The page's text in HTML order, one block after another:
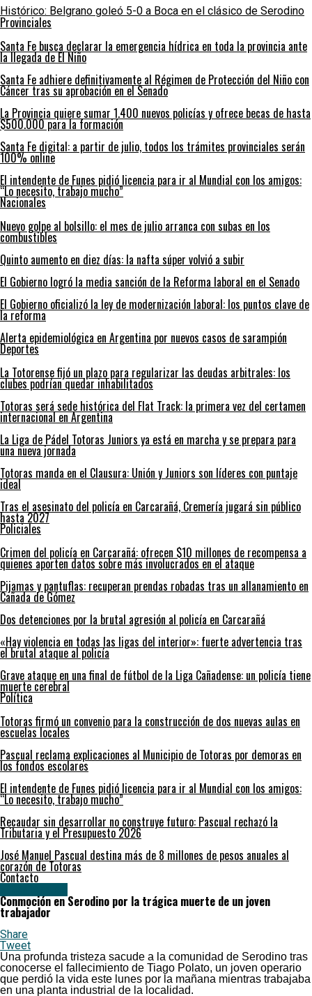
Histórico: Belgrano goleó 5-0 a Boca en el clásico de Serodino
Provinciales
Santa Fe busca declarar la emergencia hídrica en toda la provincia ante
la llegada de El Niño
Santa Fe adhiere definitivamente al Régimen de Protección del Niño con
Cáncer tras su aprobación en el Senado
La Provincia quiere sumar 1.400 nuevos policías y ofrece becas de hasta
$500.000 para la formación
Santa Fe digital: a partir de julio, todos los trámites provinciales serán
100% online
El intendente de Funes pidió licencia para ir al Mundial con los amigos:
“Lo necesito, trabajo mucho”
Nacionales
Nuevo golpe al bolsillo: el mes de julio arranca con subas en los
combustibles
Quinto aumento en diez días: la nafta súper volvió a subir
El Gobierno logró la media sanción de la Reforma laboral en el Senado
El Gobierno oficializó la ley de modernización laboral: los puntos clave de
la reforma
Alerta epidemiológica en Argentina por nuevos casos de sarampión
Deportes
La Totorense fijó un plazo para regularizar las deudas arbitrales: los
clubes podrían quedar inhabilitados
Totoras será sede histórica del Flat Track: la primera vez del certamen
internacional en Argentina
La Liga de Pádel Totoras Juniors ya está en marcha y se prepara para
una nueva jornada
Totoras manda en el Clausura: Unión y Juniors son líderes con puntaje
ideal
Tras el asesinato del policía en Carcarañá, Cremería jugará sin público
hasta 2027
Policiales
Crimen del policía en Carcarañá: ofrecen $10 millones de recompensa a
quienes aporten datos sobre más involucrados en el ataque
Pijamas y pantuflas: recuperan prendas robadas tras un allanamiento en
Cañada de Gómez
Dos detenciones por la brutal agresión al policía en Carcarañá
«Hay violencia en todas las ligas del interior»: fuerte advertencia tras
el brutal ataque al policía
Grave ataque en una final de fútbol de la Liga Cañadense: un policía tiene
muerte cerebral
Política
Totoras firmó un convenio para la construcción de dos nuevas aulas en
escuelas locales
Pascual reclama explicaciones al Municipio de Totoras por demoras en
los fondos escolares
El intendente de Funes pidió licencia para ir al Mundial con los amigos:
“Lo necesito, trabajo mucho”
Recaudar sin desarrollar no construye futuro: Pascual rechazó la
Tributaria y el Presupuesto 2026
José Manuel Pascual destina más de 8 millones de pesos anuales al
corazón de Totoras
Contacto
Conmoción en Serodino por la trágica muerte de un joven
trabajador
Share
Tweet
Una profunda tristeza sacude a la comunidad de Serodino tras
conocerse el fallecimiento de Tiago Polato, un joven operario
que perdió la vida este lunes por la mañana mientras trabajaba
en una planta industrial de la localidad.